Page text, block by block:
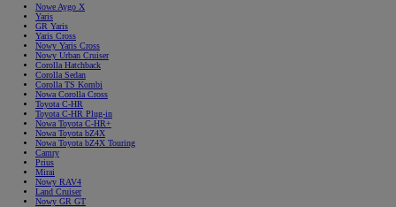
Nowe Aygo X
Yaris
GR Yaris
Yaris Cross
Nowy Yaris Cross
Nowy Urban Cruiser
Corolla Hatchback
Corolla Sedan
Corolla TS Kombi
Nowa Corolla Cross
Toyota C-HR
Toyota C-HR Plug-in
Nowa Toyota C-HR+
Nowa Toyota bZ4X
Nowa Toyota bZ4X Touring
Camry
Prius
Mirai
Nowy RAV4
Land Cruiser
Nowy GR GT